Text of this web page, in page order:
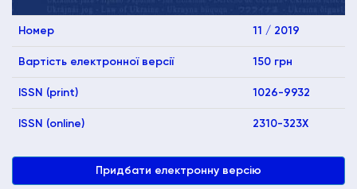
Номер 11 / 2019
Вартість електронної версії 150 грн
ISSN (print) 1026-9932
ISSN (online) 2310-323X
Придбати електронну версію